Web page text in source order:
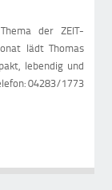
der ZEIT-
lädt Thomas
lebendig und
04283/1773